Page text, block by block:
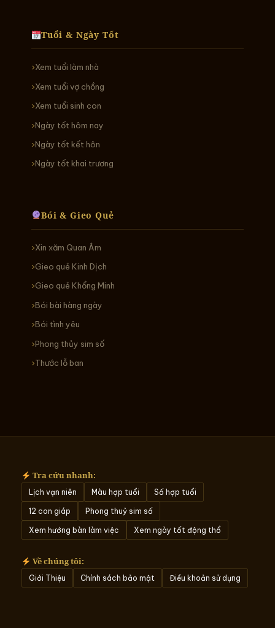
Tuổi & Ngày Tốt
Xem tuổi làm nhà
Xem tuổi vợ chồng
Xem tuổi sinh con
Ngày tốt hôm nay
Ngày tốt kết hôn
Ngày tốt khai trương
Bói & Gieo Quẻ
Xin xăm Quan Âm
Gieo quẻ Kinh Dịch
Gieo quẻ Khổng Minh
Bói bài hàng ngày
Bói tình yêu
Phong thủy sim số
Thước lỗ ban
Tra cứu nhanh:
Lịch vạn niên Màu hợp tuổi Số hợp tuổi
12 con giáp Phong thuỷ sim số
Xem hướng bàn làm việc Xem ngày tốt động thổ
Về chúng tôi:
Giới Thiệu Chính sách bảo mật Điều khoản sử dụng